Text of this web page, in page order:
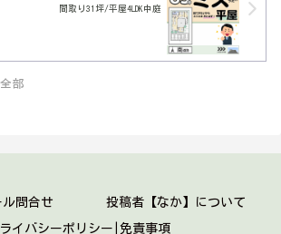
間取り31坪/平屋4LDK中庭
全部
問合せ 投稿者【なか】について
イバシーポリシー|免責事項